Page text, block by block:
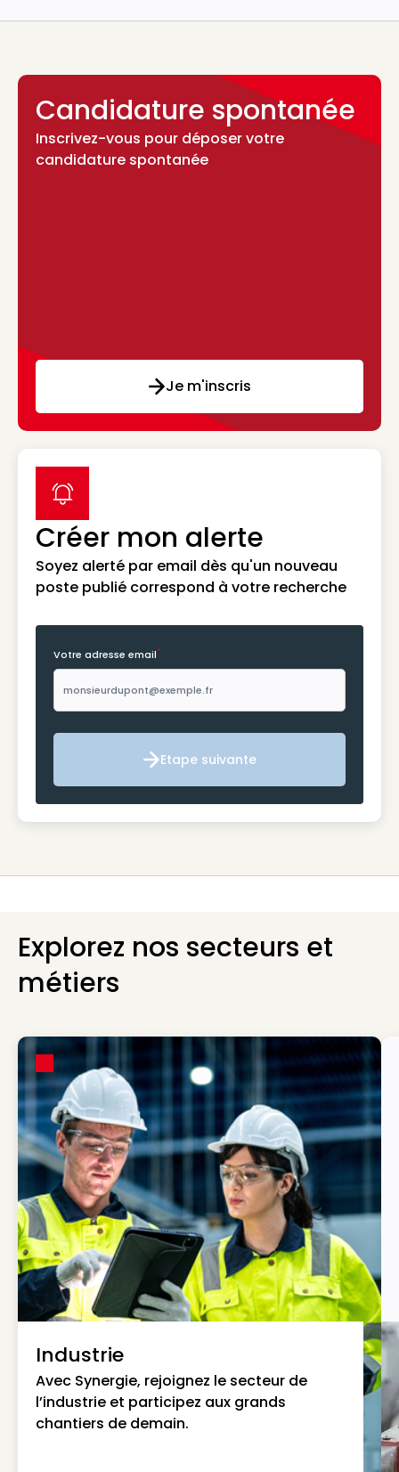
Candidature spontanée
Inscrivez-vous pour déposer votre
candidature spontanée
Je m'inscris
Créer mon alerte
Soyez alerté par email dès qu'un nouveau
poste publié correspond à votre recherche
label icon
Votre adresse email*
Etape suivante
Etape suivante
Explorez nos secteurs et
métiers
Industrie
Avec Synergie, rejoignez le secteur de
l’industrie et participez aux grands
chantiers de demain.